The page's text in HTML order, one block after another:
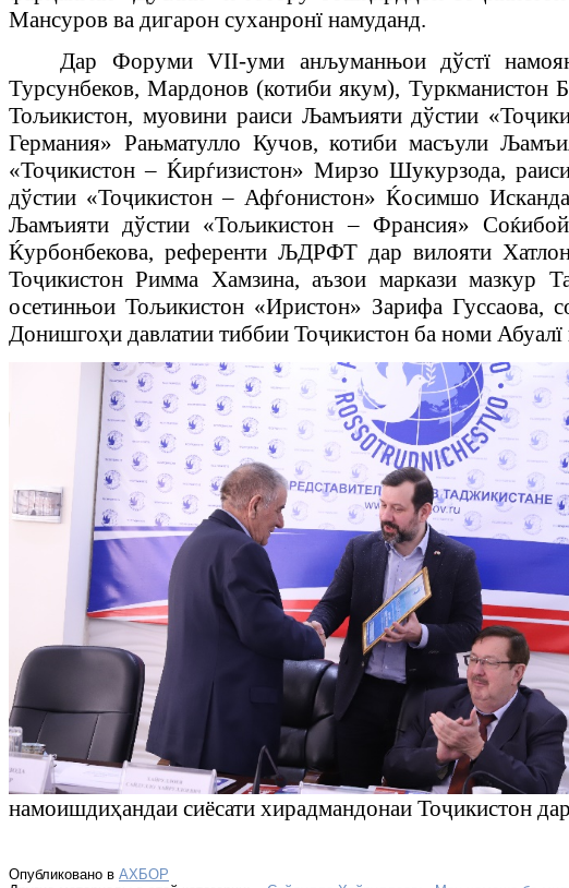
Мансуров ва дигарон суханронї намуданд.
Дар Форуми VII-уми анљуманњои дўстї
Турсунбеков, Мардонов (котиби якум), Туркманистон
Тољикистон, муовини раиси Љамъияти дўстии «Тоҷ
Германия» Рањматулло Кучов, котиби масъули Љ
«Тоҷикистон – Ќирѓизистон» Мирзо Шукурзода,
дўстии «Тоҷикистон – Афѓонистон» Ќосимшо
Љамъияти дўстии «Тољикистон – Франсия»
Ќурбонбекова, референти ЉДРФТ дар вилояти
Тоҷикистон Римма Хамзина, аъзои маркази мазкур
осетинњои Тољикистон «Иристон» Зарифа
Донишгоҳи давлатии тиббии Тоҷикистон ба номи Абуалї
намоишдиҳандаи сиёсати хирадмандонаи Тоҷикистон
Опубликовано в АХБОР